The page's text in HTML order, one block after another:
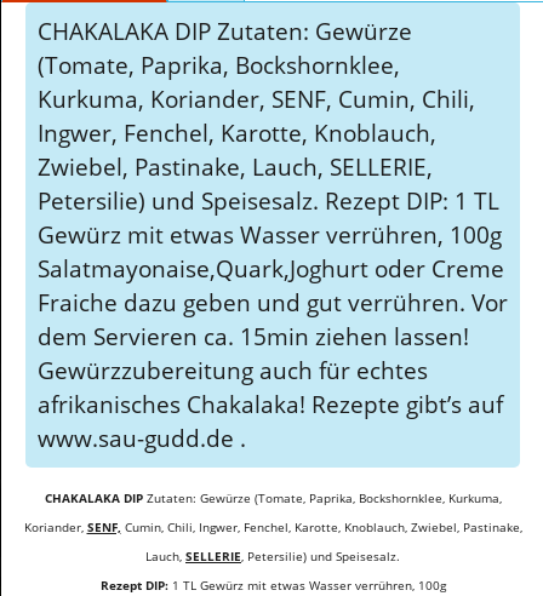
CHAKALAKA DIP Zutaten: Gewürze
(Tomate, Paprika, Bockshornklee,
Kurkuma, Koriander, SENF, Cumin, Chili,
Ingwer, Fenchel, Karotte, Knoblauch,
Zwiebel, Pastinake, Lauch, SELLERIE,
Petersilie) und Speisesalz. Rezept DIP: 1 TL
Gewürz mit etwas Wasser verrühren, 100g
Salatmayonaise,Quark,Joghurt oder Creme
Fraiche dazu geben und gut verrühren. Vor
dem Servieren ca. 15min ziehen lassen!
Gewürzzubereitung auch für echtes
afrikanisches Chakalaka! Rezepte gibt’s auf
www.sau-gudd.de .
CHAKALAKA DIPZutaten: Gewürze (Tomate, Paprika, Bockshornklee, Kurkuma,
Koriander, SENF, Cumin, Chili, Ingwer, Fenchel, Karotte, Knoblauch, Zwiebel, Pastinake,
Lauch, SELLERIE, Petersilie) und Speisesalz.
Rezept DIP:1 TL Gewürz mit etwas Wasser verrühren, 100g